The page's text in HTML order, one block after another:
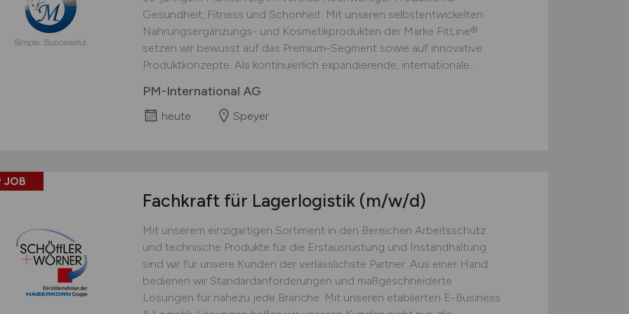
Gesundheit, Fitness und Schönheit. Mit unseren selbstentwickelten
Nahrungsergänzungs- und Kosmetikprodukten der Marke FitLine®
setzen wir bewusst auf das Premium-Segment sowie auf innovative
Produktkonzepte. Als kontinuierlich expandierende, internationale...
PM-International AG
heute Speyer
JOB
Fachkraft für Lagerlogistik (m/w/d)
Mit unserem einzigartigen Sortiment in den Bereichen Arbeitsschutz
und technische Produkte für die Erstausrüstung und Instandhaltung
sind wir für unsere Kunden der verlässlichste Partner. Aus einer Hand
bedienen wir Standardanforderungen und maßgeschneiderte
Lösungen für nahezu jede Branche. Mit unseren etablierten E-Business